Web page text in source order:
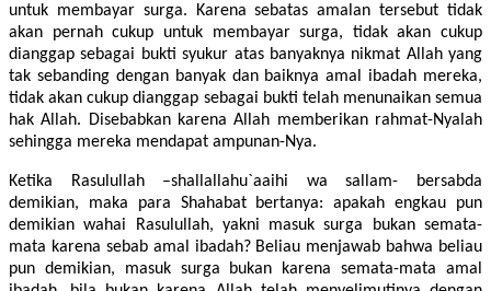
untuk membayar surga. Karena sebatas amalan tersebut tidak
akan pernah cukup untuk membayar surga, tidak akan cukup
dianggap sebagai bukti syukur atas banyaknya nikmat Allah yang
tak sebanding dengan banyak dan baiknya amal ibadah mereka,
tidak akan cukup dianggap sebagai bukti telah menunaikan semua
hak Allah. Disebabkan karena Allah memberikan rahmat-Nyalah
sehingga mereka mendapat ampunan-Nya.
Ketika Rasulullah –shallallahu`aaihi wa sallam- bersabda
demikian, maka para Shahabat bertanya: apakah engkau pun
demikian wahai Rasulullah, yakni masuk surga bukan semata-
mata karena sebab amal ibadah? Beliau menjawab bahwa beliau
pun demikian, masuk surga bukan karena semata-mata amal